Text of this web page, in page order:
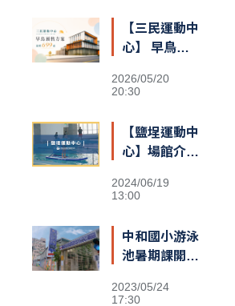
【三民運動中
心】 早鳥預
2026/05/20
20:30
【鹽埕運動中
心】場館介紹
2024/06/19
13:00
中和國小游泳
池暑期課開跑
惠
2023/05/24
17:30